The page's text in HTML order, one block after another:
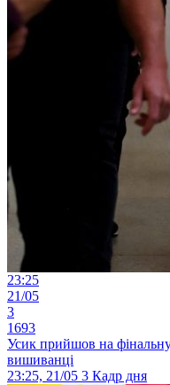
23:25
21/05
3
1693
Усик прийшов на
вишиванці
23:25, 21/05 3 Кадр дня